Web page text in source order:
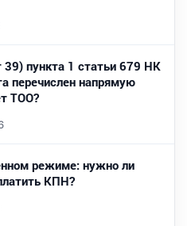
39) пункта 1 статьи 679 НК
перечислен напрямую
ТОО?
режиме: нужно ли
КПН?